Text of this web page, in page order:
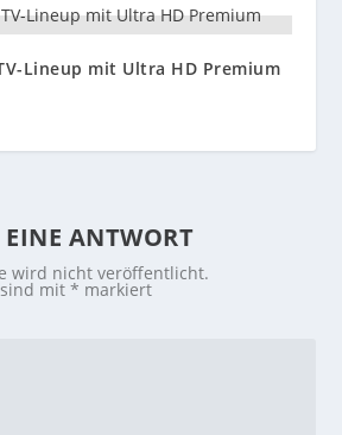
Lineup mit Ultra HD Premium
EINE ANTWORT
wird nicht veröffentlicht.
sind mit* markiert